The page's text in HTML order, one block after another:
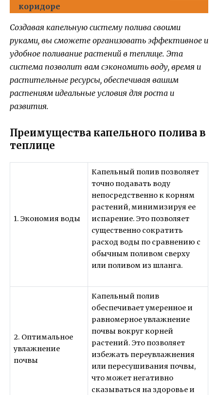
коридоре
Создавая капельную систему полива своими
руками, вы сможете организовать эффективное и
удобное поливание растений в теплице. Эта
система позволит вам сэкономить воду, время и
растительные ресурсы, обеспечивая вашим
растениям идеальные условия для роста и
развития.
Преимущества капельного полива в
теплице
1. Экономия воды
Капельный полив позволяет
точно подавать воду
непосредственно к корням
растений, минимизируя ее
испарение. Это позволяет
существенно сократить
расход воды по сравнению с
обычным поливом сверху
или поливом из шланга.
2. Оптимальное
увлажнение
почвы
Капельный полив
обеспечивает умеренное и
равномерное увлажнение
почвы вокруг корней
растений. Это позволяет
избежать переувлажнения
или пересушивания почвы,
что может негативно
сказываться на здоровье и